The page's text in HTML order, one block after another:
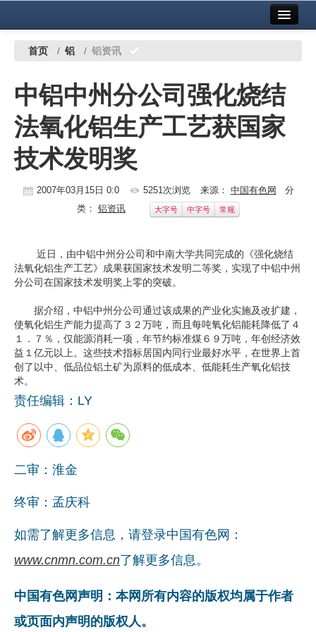
中国有色金属报社主办 广告服务
铜镍铅锌
铝
稀有稀土
有色市场
地矿 建设
党建工作
企业文化
《资源再生》杂志
行情报价
数字报
首页 / 铝 / 铝资讯
中铝中州分公司强化烧结
法氧化铝生产工艺获国家
技术发明奖
2007年03月15日 0:0 5251次浏览 来源： 中国有色网 分
类： 铝资讯 大字号 中字号 常规
近日，由中铝中州分公司和中南大学共同完成的《强化烧结
法氧化铝生产工艺》成果获国家技术发明二等奖，实现了中铝中州
分公司在国家技术发明奖上零的突破。
据介绍，中铝中州分公司通过该成果的产业化实施及改扩建，
使氧化铝生产能力提高了３２万吨，而且每吨氧化铝能耗降低了４
１．７％，仅能源消耗一项，年节约标准煤６９万吨，年创经济效
益１亿元以上。这些技术指标居国内同行业最好水平，在世界上首
创了以中、低品位铝土矿为原料的低成本、低能耗生产氧化铝技
术。
责任编辑：LY
二审：淮金
终审：孟庆科
如需了解更多信息，请登录中国有色网：
www.cnmn.com.cn了解更多信息。
中国有色网声明：本网所有内容的版权均属于作者
或页面内声明的版权人。